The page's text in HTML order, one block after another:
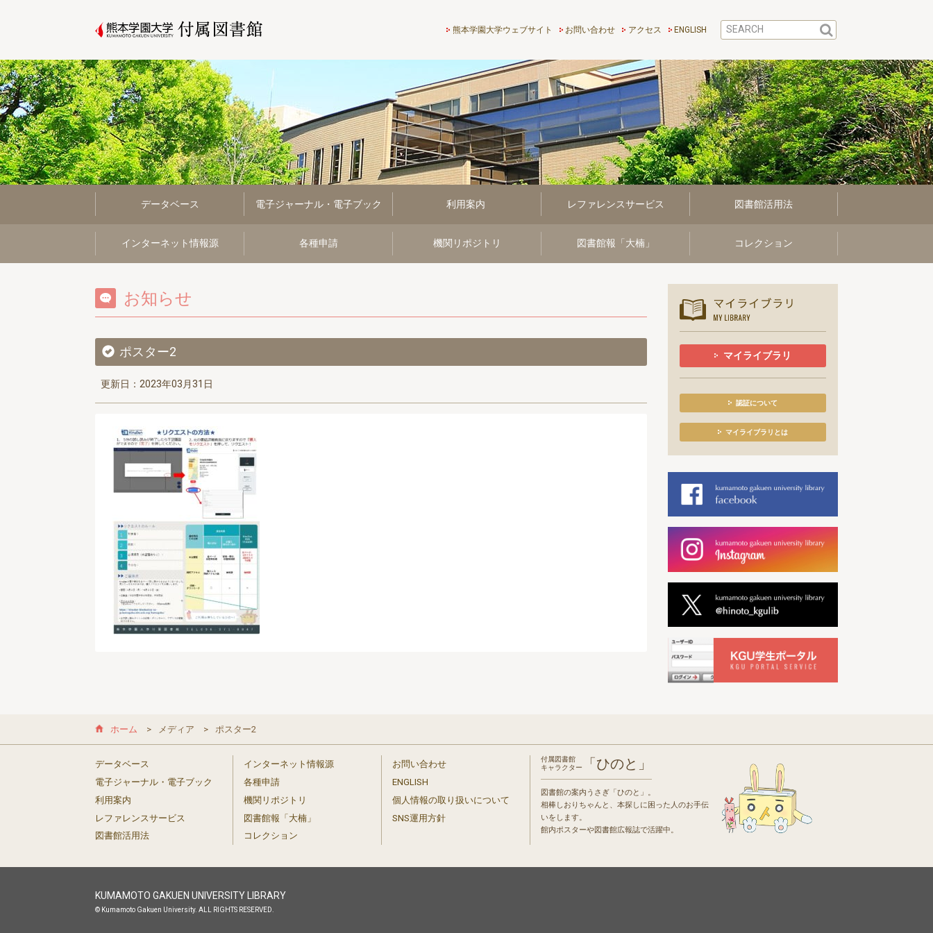
熊本学園大学付属図書館
熊本学園大学ウェブサイト お問い合わせ アクセス ENGLISH
データベース 電子ジャーナル・電子ブック 利用案内 レファレンスサービス 図書館活用法
インターネット情報源 各種申請 機関リポジトリ 図書館報「大楠」 コレクション
お知らせ
ポスター2
更新日：2023年03月31日
マイライブラリ
認証について
マイライブラリとは
ホーム メディア ポスター2
データベース
電子ジャーナル・電子ブック
利用案内
レファレンスサービス
図書館活用法
インターネット情報源
各種申請
機関リポジトリ
図書館報「大楠」
コレクション
お問い合わせ
ENGLISH
個人情報の取り扱いについて
SNS運用方針
付属図書館
キャラクター
「ひのと」
図書館の案内うさぎ「ひのと」。
相棒しおりちゃんと、本探しに困った人のお手伝
いをします。
館内ポスターや図書館広報誌で活躍中。
KUMAMOTO GAKUEN UNIVERSITY LIBRARY
© Kumamoto Gakuen University. ALL RIGHTS RESERVED.